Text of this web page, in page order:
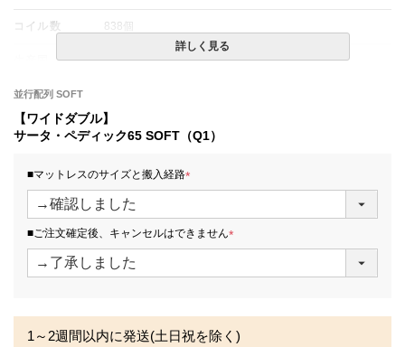
コイル数 838個
日本
備考
・配達日指定ＯＫ！
※北海道・沖縄・離島等一部地域へのお届けは別途送料が
発生する場合がございます。また、発送予定も変更になる
詳しく見る
並行配列 SOFT
【ワイドダブル】
サータ・ペディック65 SOFT（Q1）
■マットレスのサイズと搬入経路
(
)
■ご注文確定後、キャンセルはできません
(
1～2週間以内に発送(土日祝を除く)